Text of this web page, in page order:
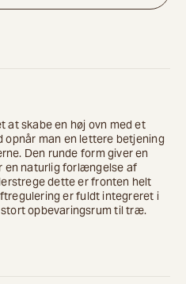
at skabe en høj ovn med et
man en lettere betjening
Den runde form giver en
en naturlig forlængelse af
dette er fronten helt
er fuldt integreret i
opbevaringsrum til træ.